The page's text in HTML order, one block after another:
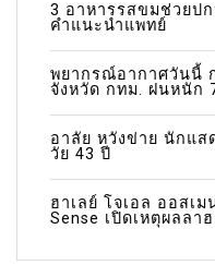
3 อาหารรสขมช่วยป
คำแนะนำแพทย์
พยากรณ์อากาศวันนี้
จังหวัด กทม. ฝนหนัก
อาลัย หวังข่าย นักแส
วัย 43 ปี
ฮาเลย์ โจเอล ออสเ
Sense เปิดเหตุผลลา